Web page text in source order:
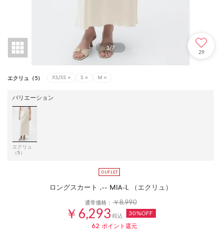
1/7
29
エクリュ（5） XS/SS × S × M ×
バリエーション
エクリュ
（5）
ロングスカート .-- MIA-L （エクリュ）
通常価格：￥8,990
￥6,293 税込 30%OFF
62 ポイント還元